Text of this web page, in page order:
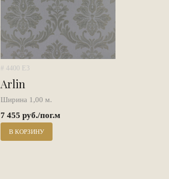
# 4400 E3
Arlin
Ширина 1,00 м.
7 455 руб./пог.м
В КОРЗИНУ